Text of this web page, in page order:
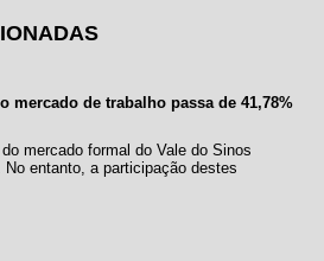
mercado de trabalho passa de 41,78%
mercado formal do Vale do Sinos
entanto, a participação destes